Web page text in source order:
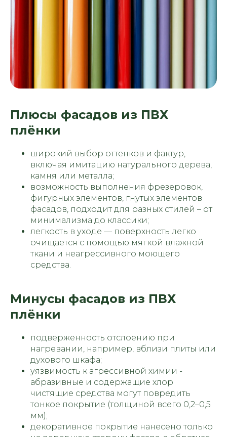
Плюсы фасадов из ПВХ
плёнки
широкий выбор оттенков и фактур,
включая имитацию натурального дерева,
камня или металла;
возможность выполнения фрезеровок,
фигурных элементов, гнутых элементов
фасадов, подходит для разных стилей – от
минимализма до классики;
легкость в уходе — поверхность легко
очищается с помощью мягкой влажной
ткани и неагрессивного моющего
средства.
Минусы фасадов из ПВХ
плёнки
подверженность отслоению при
нагревании, например, вблизи плиты или
духового шкафа;
уязвимость к агрессивной химии -
абразивные и содержащие хлор
чистящие средства могут повредить
тонкое покрытие (толщиной всего 0,2–0,5
мм);
декоративное покрытие нанесено только